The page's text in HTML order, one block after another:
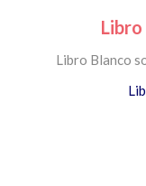
Libro
Libro Blanco